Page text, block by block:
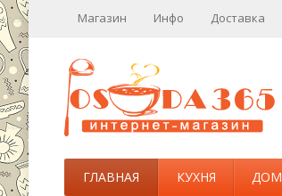
Магазин Инфо Доставка
ГЛАВНАЯ КУХНЯ ДОМ